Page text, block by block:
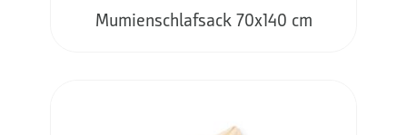
Mumienschlafsack 70x140 cm